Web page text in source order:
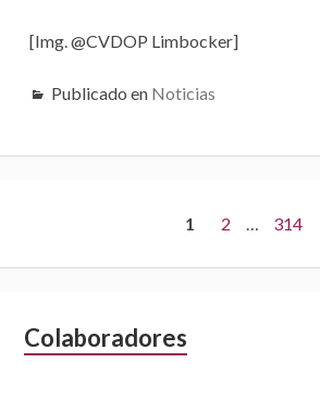
[Img. @CVDOP Limbocker]
Publicado en Noticias
v
P
1 P
2 … P
314
B
Colaboradores